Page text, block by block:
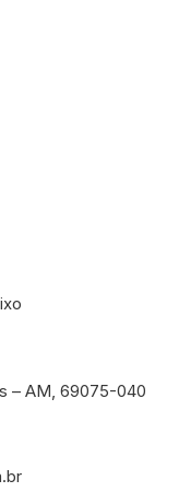
– AM, 69075-040